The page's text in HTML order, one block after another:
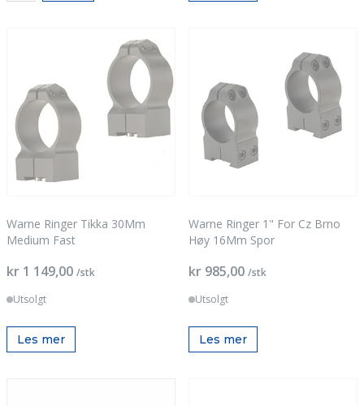
Warne Ringer Tikka 30Mm
Medium Fast
kr 1 149,00 /stk
Utsolgt
Les mer
Warne Ringer 1" For Cz Brno
Høy 16Mm Spor
kr 985,00 /stk
Utsolgt
Les mer